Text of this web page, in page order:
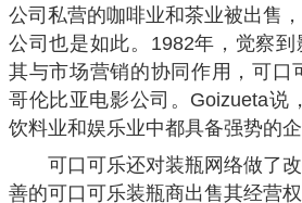
公司私营的咖啡业和茶业被出售
公司也是如此。1982年，觉察到
其与市场营销的协同作用，可口
哥伦比亚电影公司。Goizueta说
饮料业和娱乐业中都具备强势的企
可口可乐还对装瓶网络做了
善的可口可乐装瓶商出售其经营